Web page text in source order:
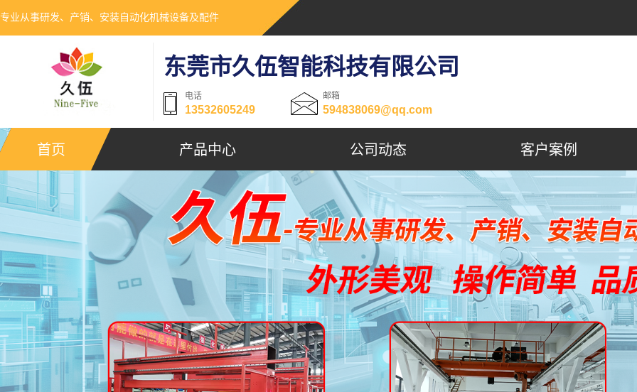
专业从事研发、产销、安装自动化机械设备及配件
东莞市久伍智能科技有限公司
电话
13532605249
邮箱
594838069@qq.com
首页 产品中心 公司动态 客户案例